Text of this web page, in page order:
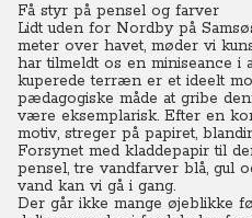
Få styr på pensel og farver
Lidt uden for Nordby på
meter over havet, møder vi
har tilmeldt os en miniseance i
kuperede terræn er et ideelt
pædagogiske måde at gribe
være eksemplarisk. Efter en
motiv, streger på papiret,
Forsynet med kladdepapir til
pensel, tre vandfarver blå, gul
vand kan vi gå i gang.
Der går ikke mange øjeblikke